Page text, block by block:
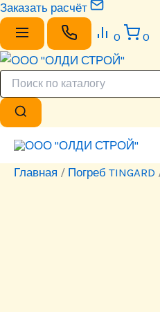
Заказать расчёт
0 0
Главная / Погреб TINGARD